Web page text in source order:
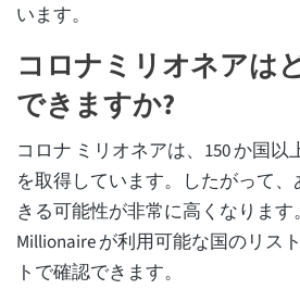
います。
コロナミリオネアは
できますか?
コロナ ミリオネアは、150 か国以
を取得しています。したがって
きる可能性が非常に高くなります
Millionaire が利用可能な国のリス
トで確認できます。